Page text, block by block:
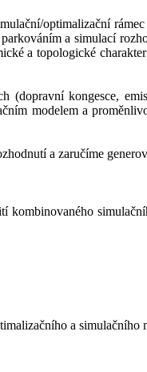
optimalizační
a simulací
a topologické
(dopravní kongesce,
modelem a
a zaručíme
kombinovaného
a simulačního